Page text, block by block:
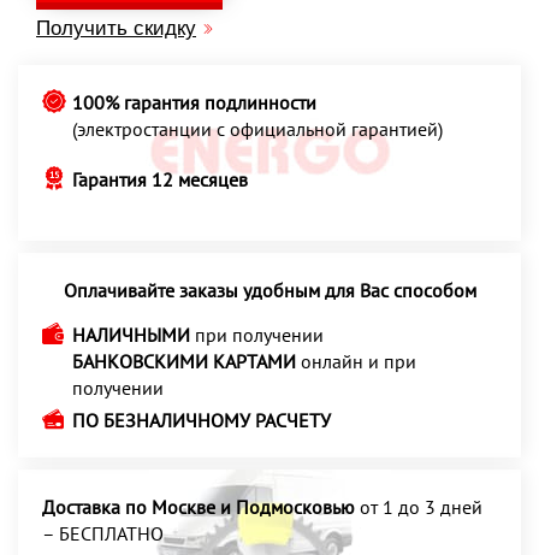
Получить скидку
100% гарантия подлинности
(электростанции с официальной гарантией)
Гарантия 12 месяцев
Оплачивайте заказы удобным для Вас способом
НАЛИЧНЫМИ при получении
БАНКОВСКИМИ КАРТАМИ онлайн и при
получении
ПО БЕЗНАЛИЧНОМУ РАСЧЕТУ
Доставка по Москве и Подмосковью от 1 до 3 дней
– БЕСПЛАТНО